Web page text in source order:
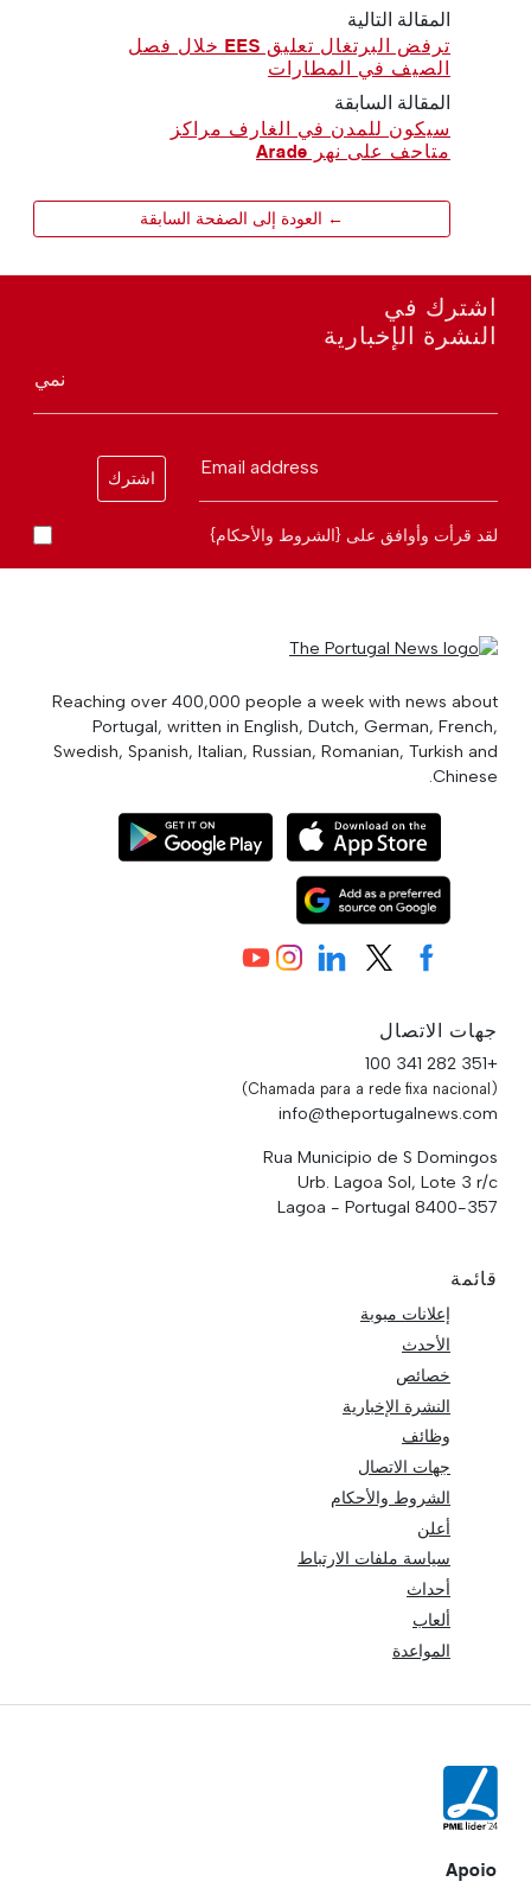
المقالة التالية
ترفض البرتغال تعليق EES خلال فصل
الصيف في المطارات
المقالة السابقة
سيكون للمدن في الغارف مراكز
متاحف على نهر Arade
← العودة إلى الصفحة السابقة
اشترك في
النشرة الإخبارية
نمي
Email address
اشترك
لقد قرأت وأوافق على {الشروط والأحكام}
Reaching over 400,000 people a week with news about
Portugal, written in English, Dutch, German, French,
Swedish, Spanish, Italian, Russian, Romanian, Turkish and
Chinese.
جهات الاتصال
+351 282 341 100
(Chamada para a rede fixa nacional)
info@theportugalnews.com
Rua Municipio de S Domingos
Urb. Lagoa Sol, Lote 3 r/c
8400-357 Lagoa - Portugal
قائمة
إعلانات مبوبة
الأحدث
خصائص
النشرة الإخبارية
وظائف
جهات الاتصال
الشروط والأحكام
أعلن
سياسة ملفات الارتباط
أحداث
ألعاب
المواعدة
Apoio